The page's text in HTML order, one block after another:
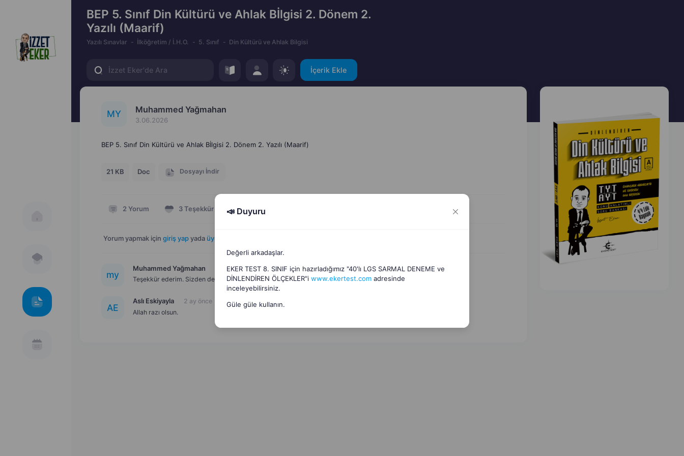
BEP 5. Sınıf Din Kültürü ve Ahlak Bİlgisi 2. Dönem 2.
Yazılı (Maarif)
Yazılı Sınavlar İlköğretim / İ.H.O. 5. Sınıf Din Kültürü ve Ahlak Bilgisi
İçerik Ekle
MY Muhammed Yağmahan
3.06.2026
BEP 5. Sınıf Din Kültürü ve Ahlak Bİlgisi 2. Dönem 2. Yazılı (Maarif)
21 KB Doc Dosyayı İndir
2 Yorum 3Teşekkür Hata Bildir
Yorum yapmak için giriş yap yada üye ol
my
Muhammed Yağmahan
2 ay önce
Teşekkür ederim. Sizden de Allah razı olsun .
AE
Aslı Eskiyayla
2 ay önce
Allah razı olsun.
📣 Duyuru
Değerli arkadaşlar.
EKER TEST 8. SINIF için hazırladığımız "40'lı LGS SARMAL DENEME ve
DİNLENDİREN ÖLÇEKLER"i www.ekertest.comadresinde
inceleyebilirsiniz.
Güle güle kullanın.